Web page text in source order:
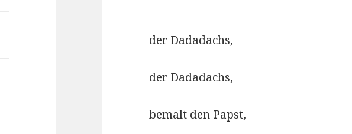
der Dadadachs,
der Dadadachs,
bemalt den Papst,